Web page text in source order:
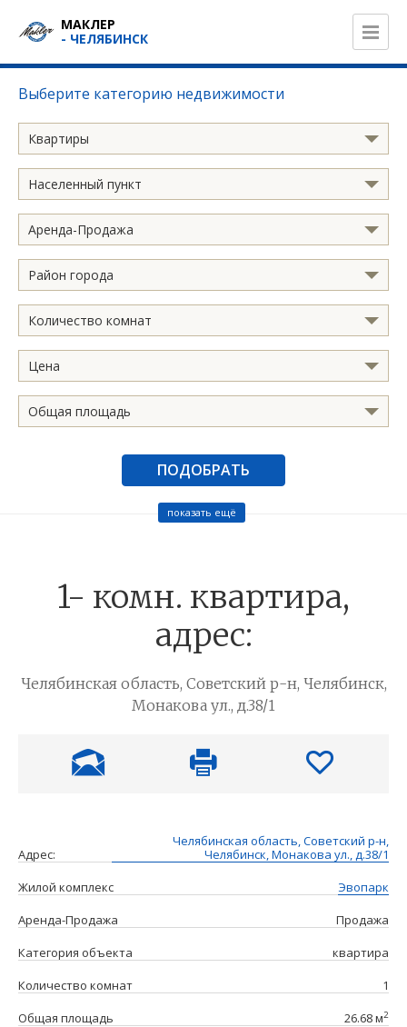
МАКЛЕР
- ЧЕЛЯБИНСК
Выберите категорию недвижимости
Квартиры
Населенный пункт
Аренда-Продажа
Район города
Количество комнат
Цена
Общая площадь
ПОДОБРАТЬ
показать ещё
1- комн. квартира,
адрес:
Челябинская область, Советский р-н, Челябинск,
Монакова ул., д.38/1
Адрес:
Челябинская область, Советский р-н,
Челябинск, Монакова ул., д.38/1
Жилой комплекс
Эвопарк
Аренда-Продажа
Продажа
Категория объекта
квартира
Количество комнат
1
Общая площадь
26.68 м2